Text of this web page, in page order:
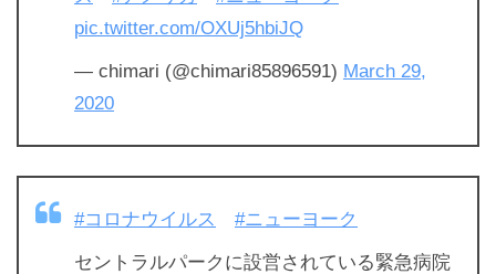
pic.twitter.com/OXUj5hbiJQ
— chimari (@chimari85896591) March 29,
2020
#コロナウイルス #ニューヨーク
セントラルパークに設営されている緊急病院